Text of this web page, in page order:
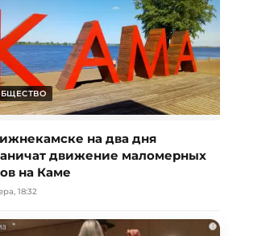
на два дня
движение маломерных
на Каме
18:32
i